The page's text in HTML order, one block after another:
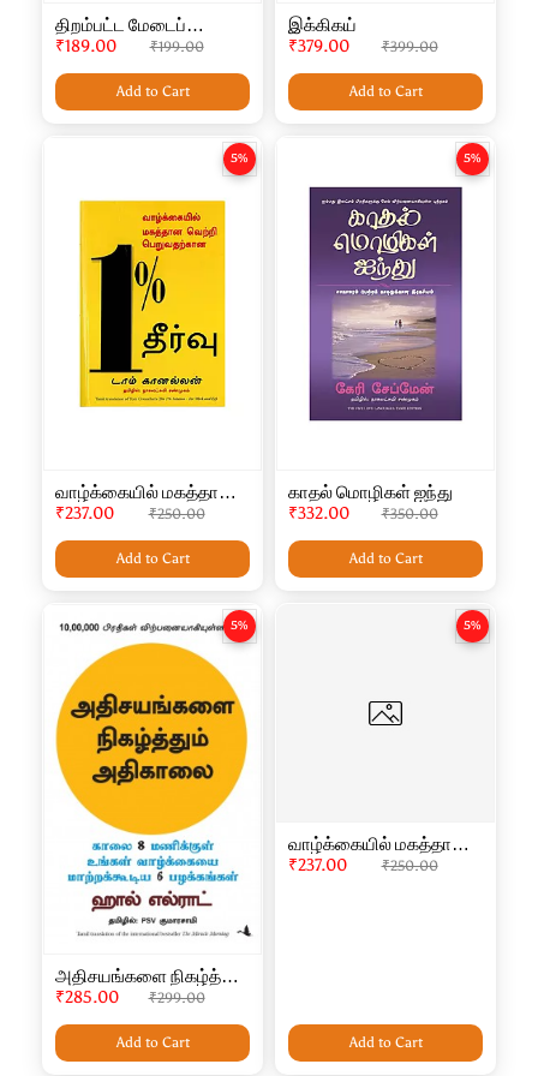
திறம்பட்ட மேடைப்
பேச்சாளராக எளிய மற்றும்
₹189.00 ₹199.00
Add to Cart
இக்கிகய்
₹379.00 ₹399.00
Add to Cart
5%
வாழ்க்கையில் மகத்தான
வெற்றி பெறுவதற்கான 1%
₹237.00 ₹250.00
Add to Cart
5%
காதல் மொழிகள் ஐந்து
₹332.00 ₹350.00
Add to Cart
5%
அதிசயங்களை நிகழ்த்தும்
அதிகாலை -
nigalthum athikalai
₹285.00 ₹299.00
Add to Cart
5%
வாழ்க்கையில் மகத்தான
வெற்றி பெறுவதற்கான 1%
₹237.00 ₹250.00
Add to Cart